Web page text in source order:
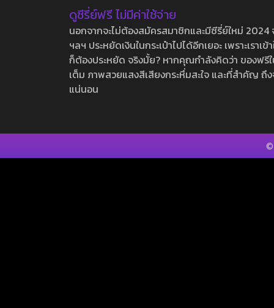
ดูซีรี่ย์ฟรี ไม่มีค่าใช้จ่าย
นอกจากจะไม่ต้องสมัครสมาชิกและมีซีรี่ย์ใหม่
ฯลฯ ประหยัดเงินในกระเป๋าไปได้อีกเยอะ เพราะเร
ก็ต้องประหยัด จริงมั้ย? หากคุณกำลังคิดว่า ของฟ
เต็ม ภาพสวยแสงสีเสียงกระหึ่มสะใจ และที่สำคัญ
แน่นอน
©